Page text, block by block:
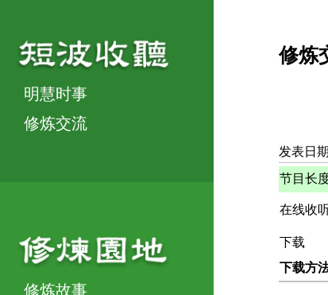
明慧时事
修炼交流
修炼故事
修炼
发表日
节目长
在线收
下载
下载方